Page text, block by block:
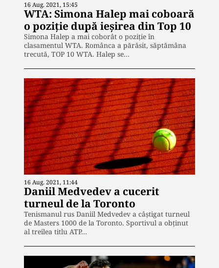
16 Aug. 2021, 15:45
WTA: Simona Halep mai coboară
o poziție după ieșirea din Top 10
Simona Halep a mai coborât o poziție în
clasamentul WTA. Românca a părăsit, săptămâna
trecută, TOP 10 WTA. Halep se…
16 Aug. 2021, 11:44
Daniil Medvedev a cucerit
turneul de la Toronto
Tenismanul rus Daniil Medvedev a câştigat turneul
de Masters 1000 de la Toronto. Sportivul a obţinut
al treilea titlu ATP…